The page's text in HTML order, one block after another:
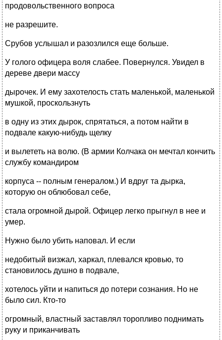
продовольственного вопроса
не разрешите.
Срубов услышал и разозлился еще больше.
У голого офицера воля слабее. Повернулся. Увидел в
дереве двери массу
дырочек. И ему захотелость стать маленькой, маленькой
мушкой, проскользнуть
в одну из этих дырок, спрятаться, а потом найти в
подвале какую-нибудь щелку
и вылететь на волю. (В армии Колчака он мечтал кончить
службу командиром
корпуса -- полным генералом.) И вдруг та дырка,
которую он облюбовал себе,
стала огромной дырой. Офицер легко прыгнул в нее и
умер.
Нужно было убить наповал. И если
недобитый визжал, харкал, плевался кровью, то
становилось душно в подвале,
хотелось уйти и напиться до потери сознания. Но не
было сил. Кто-то
огромный, властный заставлял торопливо поднимать
руку и приканчивать